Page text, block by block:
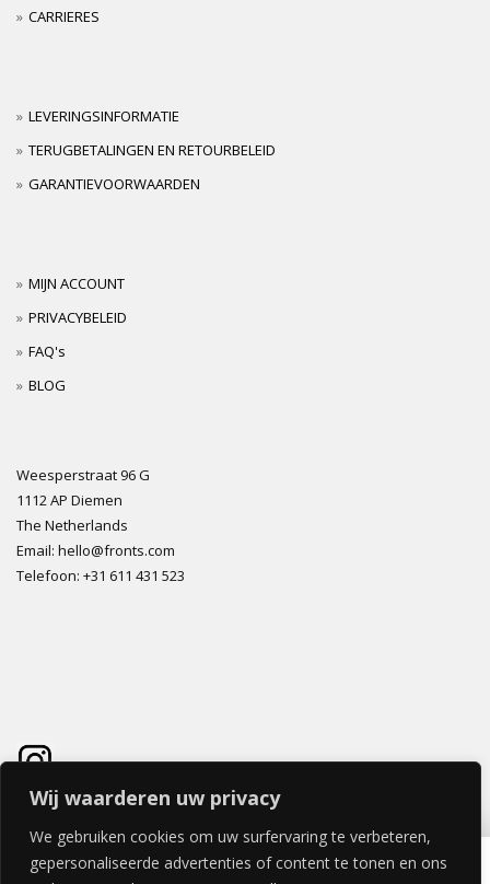
Wij waarderen uw privacy
We gebruiken cookies om uw surfervaring te verbeteren,
gepersonaliseerde advertenties of content te tonen en ons
CARRIERES
LEVERINGSINFORMATIE
TERUGBETALINGEN EN RETOURBELEID
GARANTIEVOORWAARDEN
MIJN ACCOUNT
PRIVACYBELEID
FAQ's
BLOG
Weesperstraat 96 G
1112 AP Diemen
The Netherlands
Email: hello@fronts.com
Telefoon: +31 611 431 523
FOREST ECHO LADE 60x80cm